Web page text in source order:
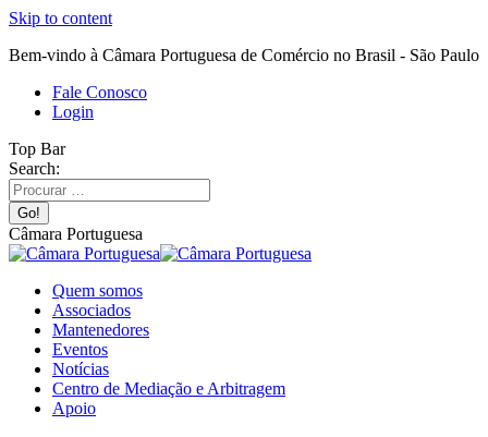
Skip to content
Bem-vindo à Câmara Portuguesa de Comércio no Brasil - São Paulo
Fale Conosco
Login
Top Bar
Search:
Câmara Portuguesa
Quem somos
Associados
Mantenedores
Eventos
Notícias
Centro de Mediação e Arbitragem
Apoio